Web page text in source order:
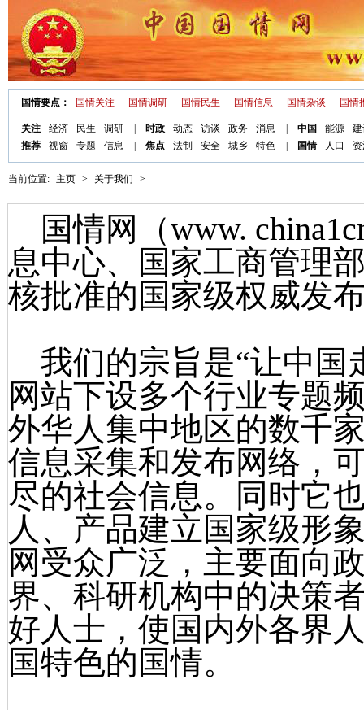
国情要点： 国情关注 国情调研 国情民生 国情信息 国情杂谈 国情
关注 经济 民生 调研 时政 动态 访谈 政务 消息 中国 能源
推荐
视窗 专题 信息 焦点 法制 安全 城乡 特色 国情 人口
当前位置: 主页 > 关于我们 >
国情网（www.
息中心、国家工商管理
核批准的国家级权威发
我们的宗旨是“让中国
网站下设多个行业专题
外华人集中地区的数千
信息采集和发布网络，
尽的社会信息。同时它
人、产品建立国家级形
网受众广泛，主要面向
界、科研机构中的决策
好人士，使国内外各界
国特色的国情。